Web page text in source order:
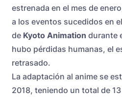
estrenada en el mes de
a los eventos sucedidos en
de Kyoto Animation durante
hubo pérdidas humanas, el
retrasado.
La adaptación al anime se
2018, teniendo un total de